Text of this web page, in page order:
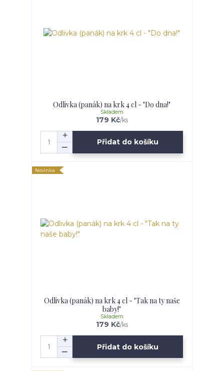
Odlivka (panák) na krk 4 cl - "Do dna!"
179 Kč/ks
Skladem
Přidat do košíku
Novinka
Odlivka (panák) na krk 4 cl - "Tak na ty naše
baby!"
179 Kč/ks
Skladem
Přidat do košíku